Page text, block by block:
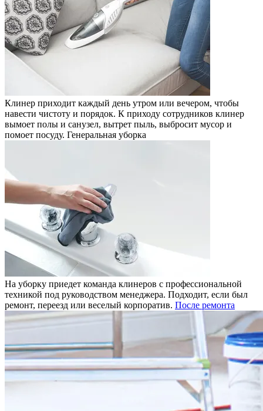
Клинер приходит каждый день утром или вечером, чтобы
навести чистоту и порядок. К приходу сотрудников клинер
вымоет полы и санузел, вытрет пыль, выбросит мусор и
помоет посуду. Генеральная уборка
На уборку приедет команда клинеров с профессиональной
техникой под руководством менеджера. Подходит, если был
ремонт, переезд или веселый корпоратив. После ремонта